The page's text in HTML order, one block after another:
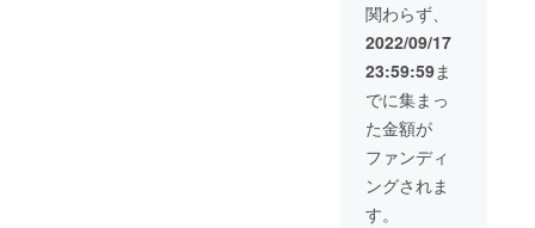
ど盛り
だくさ
ん！/巻
末に皆
様のご
芳名を
記載さ
せてい
ただき
ま
レット
（A4サ
イズ/第
3回単独
公演~燎
~を1冊
に
ギュッ
とまと
めた公
関わらず、
2022/09/17
23:59:59ま
でに集まっ
た金額が
ファンディ
ングされま
す。